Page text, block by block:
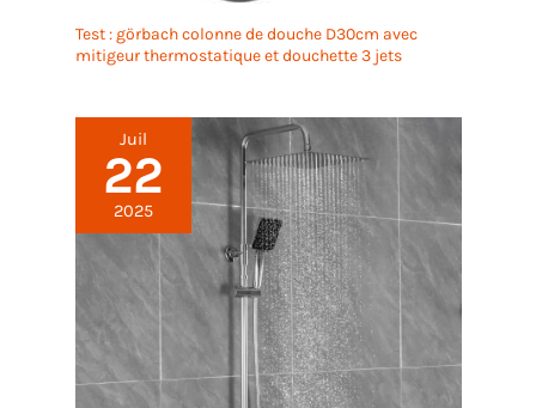
Test : görbach colonne de douche D30cm avec
mitigeur thermostatique et douchette 3 jets
Juil
22
2025